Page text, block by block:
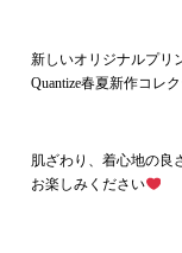
新しいオリジナルプリ
Quantize春夏新作コレ
肌ざわり、着心地の良
お楽しみください